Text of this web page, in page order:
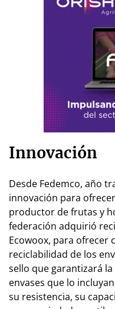
Innovación
Desde Fedemco, año
innovación para
productor de frutas y
federación adquirió
Ecowoox, para ofrecer
reciclabilidad de los
sello que garantizará
envases que lo
su resistencia, su